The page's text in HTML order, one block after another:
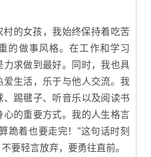
村的女孩，我始终保持着吃苦
的做事风格。在工作和学习
力求做到最好。同时，我也具
生活，乐于与他人交流。我
踢毽子、听音乐以及阅读书
心的重要方式。我的人生格言
跪着也要走完！”这句话时刻
要轻言放弃，要勇往直前。